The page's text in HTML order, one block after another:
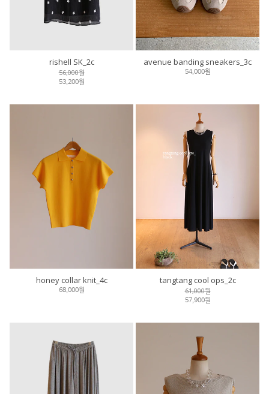
rishell SK_2c
56,000원
53,200원
avenue banding sneakers_3c
54,000원
honey collar knit_4c
68,000원
tangtang cool ops_2c
61,000원
57,900원